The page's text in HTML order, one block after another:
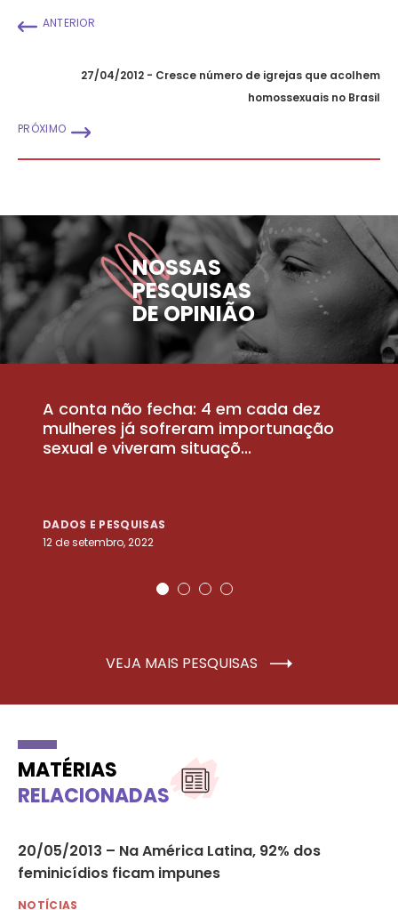
ANTERIOR
27/04/2012 - Cresce número de igrejas que acolhem
homossexuais no Brasil
PRÓXIMO
NOSSAS
PESQUISAS
DE OPINIÃO
A conta não fecha: 4 em cada dez
mulheres já sofreram importunação
sexual e viveram situaçõ...
DADOS E PESQUISAS
12 de setembro, 2022
VEJA MAIS PESQUISAS
MATÉRIAS
RELACIONADAS
20/05/2013 – Na América Latina, 92% dos
feminicídios ficam impunes
NOTÍCIAS